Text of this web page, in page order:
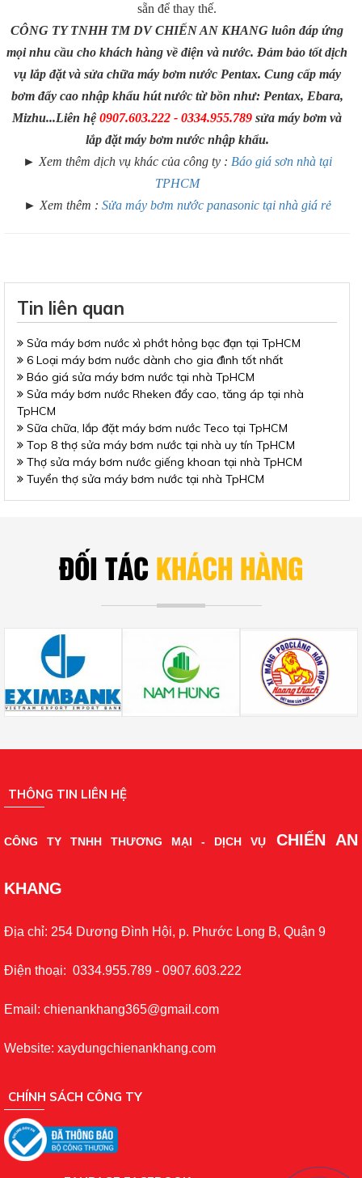
sẵn để thay thế.
CÔNG TY TNHH TM DV CHIẾN AN KHANG luôn đáp ứng
mọi nhu cầu cho khách hàng về điện và nước. Đảm bảo tốt dịch
vụ lắp đặt và sửa chữa máy bơm nước Pentax. Cung cấp máy
bơm đẩy cao nhập khẩu hút nước từ bồn như: Pentax, Ebara,
Mizhu...Liên hệ 0907.603.222 - 0334.955.789 sửa máy bơm và
lắp đặt máy bơm nước nhập khẩu.
► Xem thêm dịch vụ khác của công ty : Báo giá sơn nhà tại
TPHCM
► Xem thêm : Sửa máy bơm nước panasonic tại nhà giá rẻ
Tin liên quan
Sửa máy bơm nước xì phớt hỏng bạc đạn tại TpHCM
6 Loại máy bơm nước dành cho gia đình tốt nhất
Báo giá sửa máy bơm nước tại nhà TpHCM
Sửa máy bơm nước Rheken đẩy cao, tăng áp tại nhà
TpHCM
Sữa chữa, lắp đặt máy bơm nước Teco tại TpHCM
Top 8 thợ sửa máy bơm nước tại nhà uy tín TpHCM
Thợ sửa máy bơm nước giếng khoan tại nhà TpHCM
Tuyển thợ sửa máy bơm nước tại nhà TpHCM
ĐỐI TÁC KHÁCH HÀNG
THÔNG TIN LIÊN HỆ
CÔNG TY TNHH THƯƠNG MẠI - DỊCH VỤ CHIẾN AN
KHANG
Địa chỉ: 254 Dương Đình Hội, p. Phước Long B, Quận 9
Điện thoại: 0334.955.789 - 0907.603.222
Email: chienankhang365@gmail.com
Website: xaydungchienankhang.com
CHÍNH SÁCH CÔNG TY